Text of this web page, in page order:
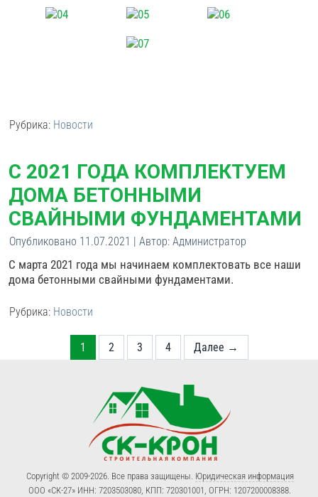
Рубрика: Новости
С 2021 ГОДА КОМПЛЕКТУЕМ
ДОМА БЕТОННЫМИ
СВАЙНЫМИ ФУНДАМЕНТАМИ
Опубликовано 11.07.2021 | Автор: Администратор
С марта 2021 года мы начинаем комплектовать все наши
дома бетонными свайными фундаментами.
Рубрика: Новости
1 2 3 4 Далее →
Copyright © 2009-2026. Все права защищены. Юридическая информация
ООО «СК-27» ИНН: 7203503080, КПП: 720301001, ОГРН: 1207200008388.